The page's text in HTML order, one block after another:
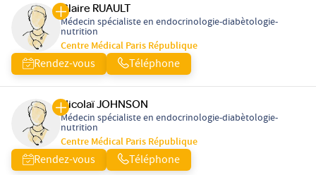
Claire RUAULT
Médecin spécialiste en endocrinologie-diabètologie-
nutrition
Centre Médical Paris République
Rendez-vous Téléphone
Nicolaï JOHNSON
Médecin spécialiste en endocrinologie-diabètologie-
nutrition
Centre Médical Paris République
Rendez-vous Téléphone